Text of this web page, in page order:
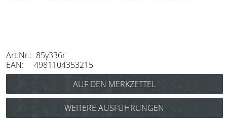
Sets
Messer / Klingen
Art.Nr.: 85y336r
EAN: 4981104353215
WEITERE AUSFÜHRUNGEN